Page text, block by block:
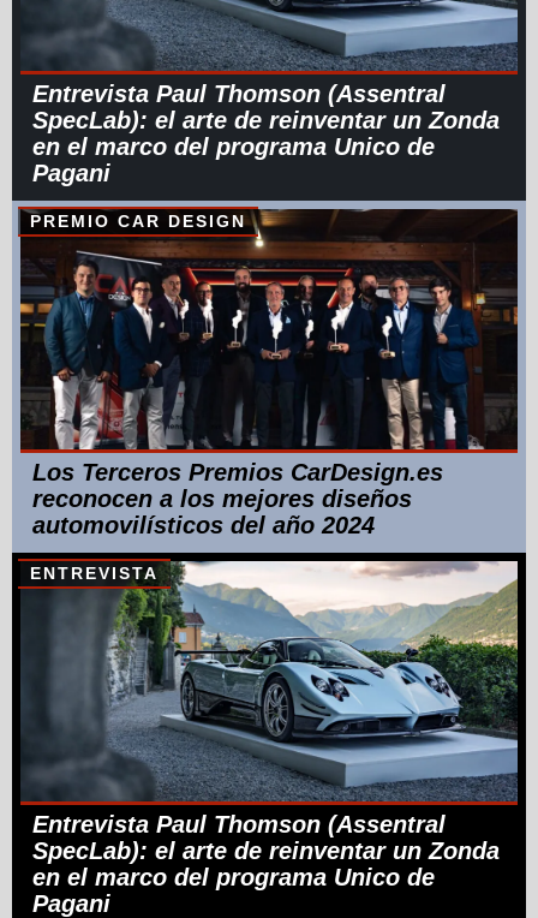
Entrevista Paul Thomson (Assentral
SpecLab): el arte de reinventar un Zonda
en el marco del programa Unico de
Pagani
PREMIO CAR DESIGN
Los Terceros Premios CarDesign.es
reconocen a los mejores diseños
automovilísticos del año 2024
ENTREVISTA
Entrevista Paul Thomson (Assentral
SpecLab): el arte de reinventar un Zonda
en el marco del programa Unico de
Pagani